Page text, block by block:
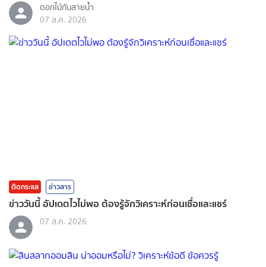
ดอกไม้กับสายน้ำ
07 ส.ค. 2026
ติดกระแส ข่าวสาร
ข่าววันนี้ อัปเดตไวไม่พอ ต้องรู้จักวิเคราะห์ก่อนเชื่อและแชร์
07 ส.ค. 2026